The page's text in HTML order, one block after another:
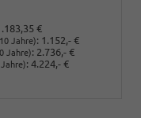
€
Jahre): 1.152,- €
Jahre): 2.736,- €
: 4.224,- €